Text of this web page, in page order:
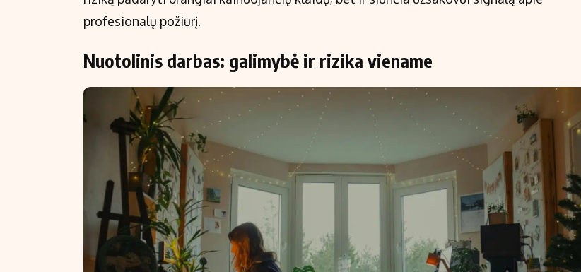
profesionalų požiūrį.
Nuotolinis darbas: galimybė ir rizika viename